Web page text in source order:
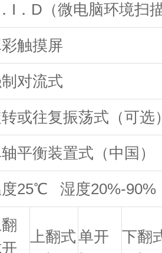
I．D（微电脑环境扫
触摸屏
对流式
或往复振荡式（可选
平衡装置式（中国）
25℃ 湿度20%-90%
上翻式单开
下翻